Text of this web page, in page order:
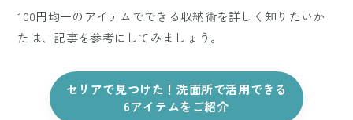
100円均一のアイテムでできる収納術を詳しく知りたいか
たは、記事を参考にしてみましょう。
セリアで見つけた！洗面所で活用できる
6アイテムをご紹介